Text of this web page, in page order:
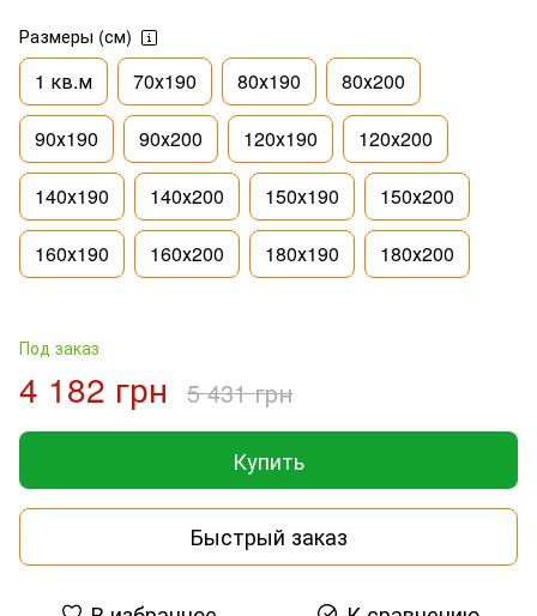
Размеры (см)
1 кв.м 70х190 80х190 80х200
90х190 90х200 120х190 120х200
140х190 140х200 150х190 150х200
160х190 160х200 180х190 180х200
Под заказ
4 182 грн 5 431 грн
Купить
Быстрый заказ